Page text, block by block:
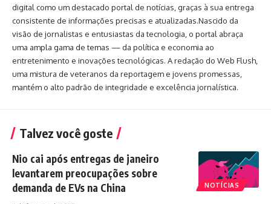
digital como um destacado portal de notícias, graças à sua entrega
consistente de informações precisas e atualizadas.Nascido da
visão de jornalistas e entusiastas da tecnologia, o portal abraça
uma ampla gama de temas — da política e economia ao
entretenimento e inovações tecnológicas. A redação do Web Flush,
uma mistura de veteranos da reportagem e jovens promessas,
mantém o alto padrão de integridade e excelência jornalística.
Talvez você goste
NOTÍCIAS
Nio cai após entregas de janeiro
levantarem preocupações sobre
demanda de EVs na China